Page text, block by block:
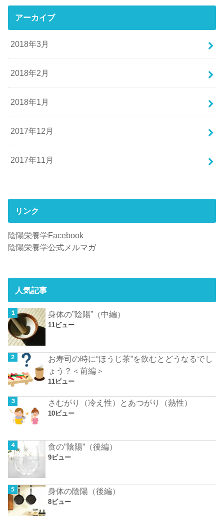
アーカイブ
2018年3月
2018年2月
2018年1月
2017年12月
2017年11月
リンク
陰陽栄養学Facebook
陰陽栄養学公式メルマガ
人気記事
身体の”陰陽”（中編）
11ビュー
お寿司の時に“ほうじ茶”を飲むとどうなるでし
ょう？＜前編＞
11ビュー
さむがり（冷え性）とあつがり（熱性）
10ビュー
食の”陰陽”（後編）
9ビュー
身体の陰陽（後編）
8ビュー